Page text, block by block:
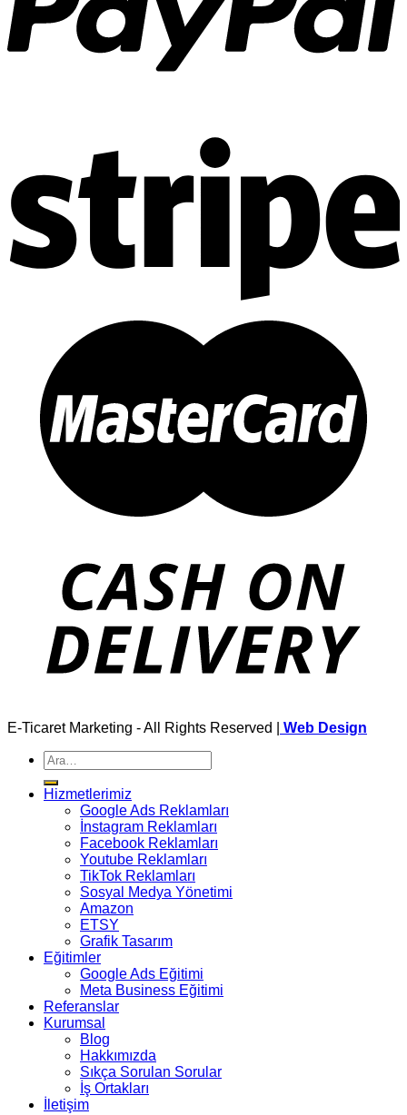
E-Ticaret Marketing - All Rights Reserved |
Web Design
Ara:
Hizmetlerimiz
Google Ads Reklamları
İnstagram Reklamları
Facebook Reklamları
Youtube Reklamları
TikTok Reklamları
Sosyal Medya Yönetimi
Amazon
ETSY
Grafik Tasarım
Eğitimler
Google Ads Eğitimi
Meta Business Eğitimi
Referanslar
Kurumsal
Blog
Hakkımızda
Sıkça Sorulan Sorular
İş Ortakları
İletişim